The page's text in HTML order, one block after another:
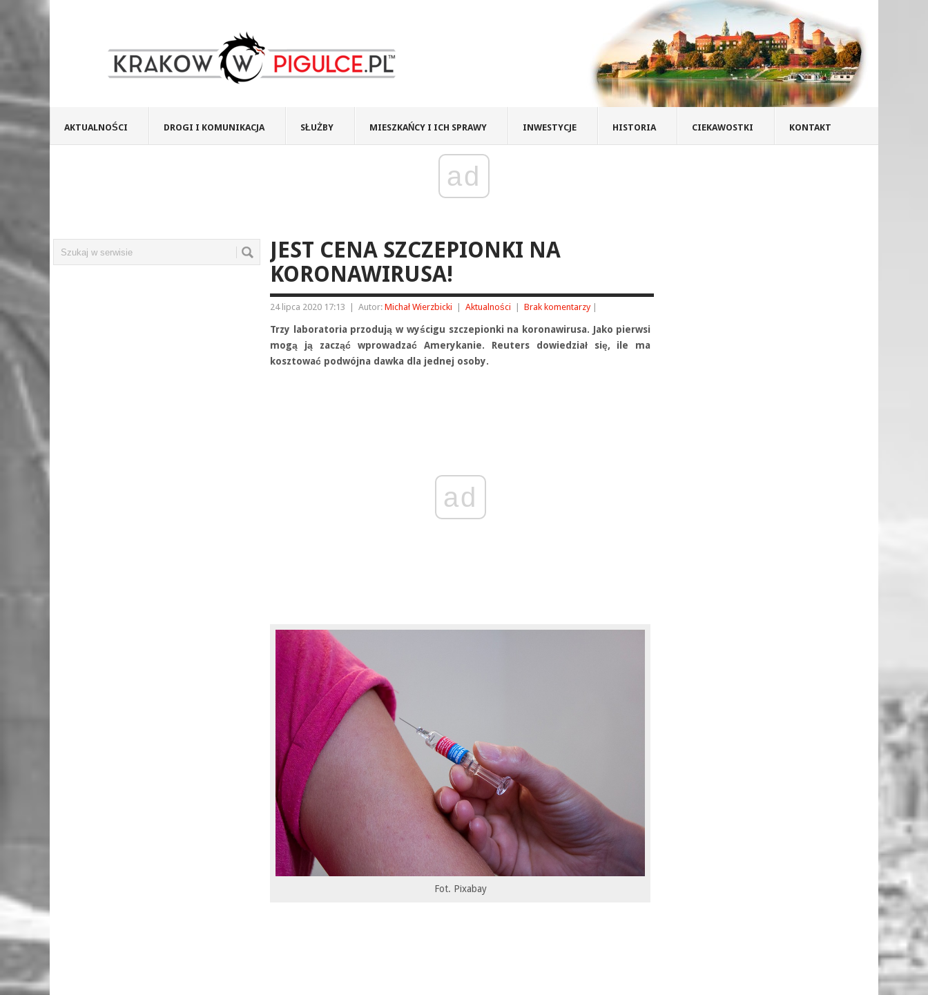
AKTUALNOŚCI DROGI I KOMUNIKACJA SŁUŻBY MIESZKAŃCY I ICH SPRAWY INWESTYCJE HISTORIA CIEKAWOSTKI KONTAKT
ad
JEST CENA SZCZEPIONKI NA
KORONAWIRUSA!
24 lipca 2020 17:13 Autor: Michał Wierzbicki Aktualności Brak komentarzy
Trzy laboratoria przodują w wyścigu szczepionki na koronawirusa. Jako pierwsi
mogą ją zacząć wprowadzać Amerykanie. Reuters dowiedział się, ile ma
kosztować podwójna dawka dla jednej osoby.
ad
Fot. Pixabay